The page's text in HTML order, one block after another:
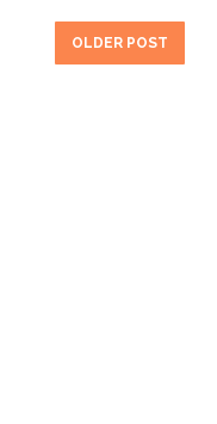
OLDER POST